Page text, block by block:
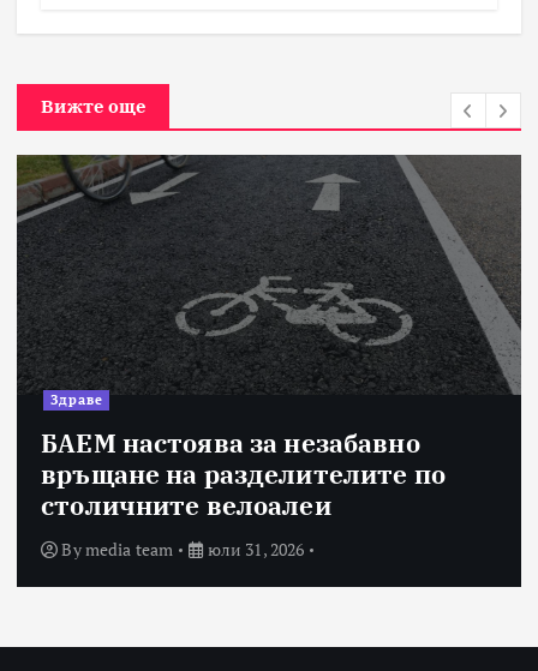
Вижте още
Здраве
БАЕМ настоява за незабавно
връщане на разделителите по
столичните велоалеи
Bymedia team юли 31, 2026